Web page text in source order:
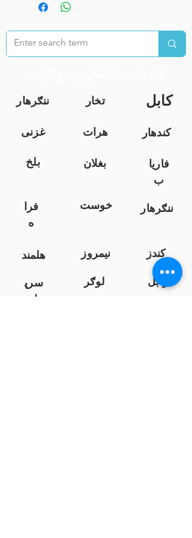
ننګرهار تخار کابل
غزنی هرات
کندهار
بلخ
بغلان
فاریا
ب
فرا
ه
خوست ننګرهار
هلمند نیمروز
کندز
سرپ
ل
لوګر زابل